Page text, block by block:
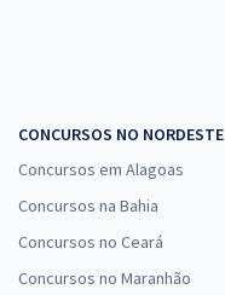
CONCURSOS NO NORDESTE
Concursos em Alagoas
Concursos na Bahia
Concursos no Ceará
Concursos no Maranhão